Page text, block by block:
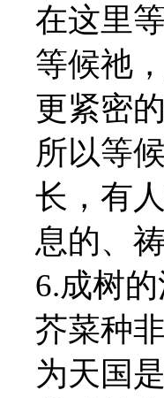
在这里
等候祂
更紧密
所以等
长，有
息的、
6.成树的
芥菜种
为天国